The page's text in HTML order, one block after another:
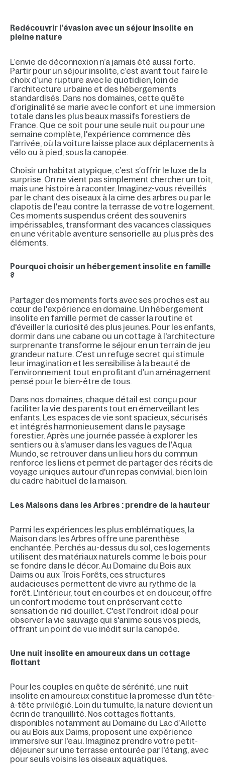
Redécouvrir l'évasion avec un séjour insolite en
pleine nature
L’envie de déconnexion n’a jamais été aussi forte.
Partir pour un séjour insolite, c’est avant tout faire le
choix d’une rupture avec le quotidien, loin de
l’architecture urbaine et des hébergements
standardisés. Dans nos domaines, cette quête
d’originalité se marie avec le confort et une immersion
totale dans les plus beaux massifs forestiers de
France. Que ce soit pour une seule nuit ou pour une
semaine complète, l'expérience commence dès
l'arrivée, où la voiture laisse place aux déplacements à
vélo ou à pied, sous la canopée.
Choisir un habitat atypique, c’est s’offrir le luxe de la
surprise. On ne vient pas simplement chercher un toit,
mais une histoire à raconter. Imaginez-vous réveillés
par le chant des oiseaux à la cime des arbres ou par le
clapotis de l'eau contre la terrasse de votre logement.
Ces moments suspendus créent des souvenirs
impérissables, transformant des vacances classiques
en une véritable aventure sensorielle au plus près des
éléments.
Pourquoi choisir un hébergement insolite en famille
?
Partager des moments forts avec ses proches est au
cœur de l'expérience en domaine. Un hébergement
insolite en famille permet de casser la routine et
d'éveiller la curiosité des plus jeunes. Pour les enfants,
dormir dans une cabane ou un cottage à l'architecture
surprenante transforme le séjour en un terrain de jeu
grandeur nature. C’est un refuge secret qui stimule
leur imagination et les sensibilise à la beauté de
l’environnement tout en profitant d’un aménagement
pensé pour le bien-être de tous.
Dans nos domaines, chaque détail est conçu pour
faciliter la vie des parents tout en émerveillant les
enfants. Les espaces de vie sont spacieux, sécurisés
et intégrés harmonieusement dans le paysage
forestier. Après une journée passée à explorer les
sentiers ou à s'amuser dans les vagues de l'Aqua
Mundo, se retrouver dans un lieu hors du commun
renforce les liens et permet de partager des récits de
voyage uniques autour d'un repas convivial, bien loin
du cadre habituel de la maison.
Les Maisons dans les Arbres : prendre de la hauteur
Parmi les expériences les plus emblématiques, la
Maison dans les Arbres offre une parenthèse
enchantée. Perchés au-dessus du sol, ces logements
utilisent des matériaux naturels comme le bois pour
se fondre dans le décor. Au Domaine du Bois aux
Daims ou aux Trois Forêts, ces structures
audacieuses permettent de vivre au rythme de la
forêt. L'intérieur, tout en courbes et en douceur, offre
un confort moderne tout en préservant cette
sensation de nid douillet. C'est l'endroit idéal pour
observer la vie sauvage qui s'anime sous vos pieds,
offrant un point de vue inédit sur la canopée.
Une nuit insolite en amoureux dans un cottage
flottant
Pour les couples en quête de sérénité, une nuit
insolite en amoureux constitue la promesse d'un tête-
à-tête privilégié. Loin du tumulte, la nature devient un
écrin de tranquillité. Nos cottages flottants,
disponibles notamment au Domaine du Lac d’Ailette
ou au Bois aux Daims, proposent une expérience
immersive sur l'eau. Imaginez prendre votre petit-
déjeuner sur une terrasse entourée par l'étang, avec
pour seuls voisins les oiseaux aquatiques.